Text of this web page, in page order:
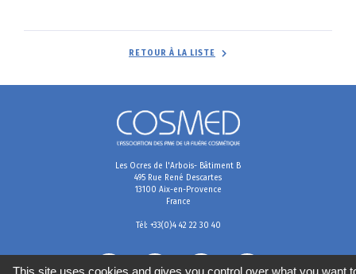
RETOUR À LA LISTE
Les Ocres de l'Arbois- Bâtiment B
495 Rue René Descartes
13100 Aix-en-Provence
France
Tél: +33(0)4 42 22 30 40
This site uses cookies and gives you control over what you want